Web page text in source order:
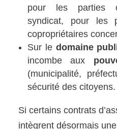
pour les parties
syndicat, pour les
copropriétaires
Sur le domaine
incombe aux
(municipalité,
sécurité des citoyens.
Si certains contrats
intègrent désormais